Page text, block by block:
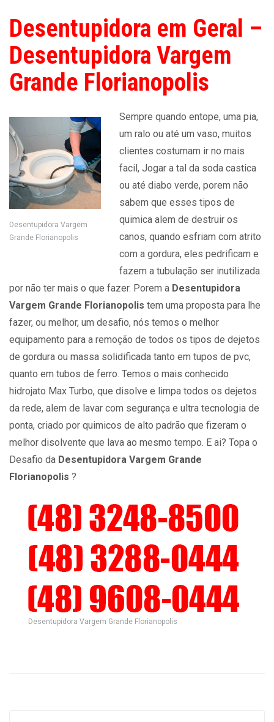
Desentupidora em Geral –
Desentupidora Vargem
Grande Florianopolis
Desentupidora Vargem
Grande Florianopolis
Sempre quando entope, uma pia,
um ralo ou até um vaso, muitos
clientes costumam ir no mais
facil, Jogar a tal da soda castica
ou até diabo verde, porem não
sabem que esses tipos de
quimica alem de destruir os
canos, quando esfriam com atrito
com a gordura, eles pedrificam e
fazem a tubulação ser inutilizada
por não ter mais o que fazer. Porem a Desentupidora
Vargem Grande Florianopolis tem uma proposta para lhe
fazer, ou melhor, um desafio, nós temos o melhor
equipamento para a remoção de todos os tipos de dejetos
de gordura ou massa solidificada tanto em tupos de pvc,
quanto em tubos de ferro. Temos o mais conhecido
hidrojato Max Turbo, que disolve e limpa todos os dejetos
da rede, alem de lavar com segurança e ultra tecnologia de
ponta, criado por quimicos de alto padrão que fizeram o
melhor disolvente que lava ao mesmo tempo. E ai? Topa o
Desafio da Desentupidora Vargem Grande
Florianopolis ?
Desentupidora Vargem Grande Florianopolis